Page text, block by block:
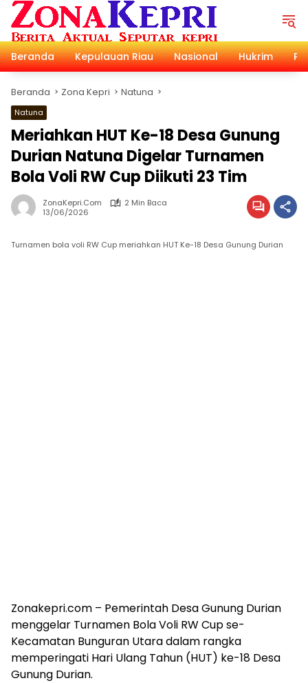
Langsung
konten
Beranda
Kepulauan Riau Nasional Hukrim
Beranda Zona Kepri Natuna
Natuna
Meriahkan HUT Ke-18 Desa Gunung
Durian Natuna Digelar Turnamen
Bola Voli RW Cup Diikuti 23 Tim
ZonaKepri.com
2 Min Baca
13/06/2026
Turnamen bola voli RW Cup meriahkan HUT Ke-18 Desa Gunung Durian
Zonakepri.com – Pemerintah Desa Gunung Durian
menggelar Turnamen Bola Voli RW Cup se-
Kecamatan Bunguran Utara dalam rangka
memperingati Hari Ulang Tahun (HUT) ke-18 Desa
Gunung Durian.